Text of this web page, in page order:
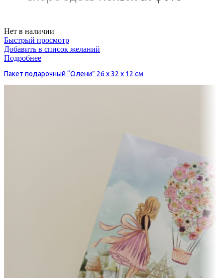
Нет в наличии
Быстрый просмотр
Добавить в список желаний
Подробнее
Пакет подарочный “Олени” 26 х 32 х 12 см